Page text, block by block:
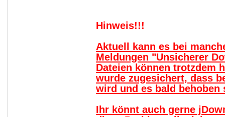
Hinweis!!!
Aktuell kann es bei
Meldungen "Unsicherer
Dateien können trotzdem
wurde zugesichert, dass
wird und es bald behoben
Ihr könnt auch gerne